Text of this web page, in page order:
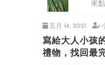
來
五月 14, 2021
寫給大人小孩
禮物，找回最